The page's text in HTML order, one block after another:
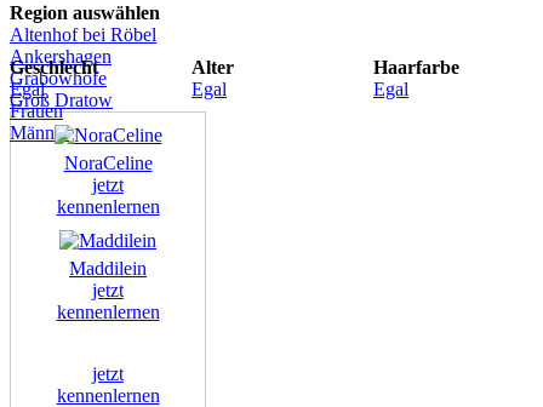
Region auswählen
Altenhof bei Röbel
Ankershagen
Grabowhöfe
Groß Dratow
Geschlecht
Egal
Frauen
Männer
Alter
Egal
Haarfarbe
Egal
NoraCeline
jetzt
kennenlernen
Maddilein
jetzt
kennenlernen
jetzt
kennenlernen